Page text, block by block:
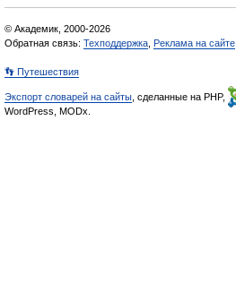
© Академик, 2000-2026
Обратная связь: Техподдержка Реклама на сайте
👣 Путешествия
Экспорт словарей на сайты , сделанные на PHP,
WordPress, MODx.